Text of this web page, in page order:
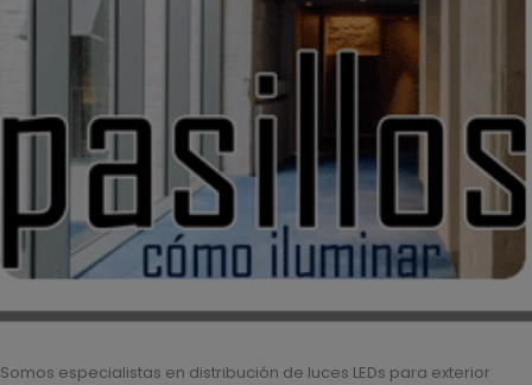
Somos especialistas en distribución de luces LEDs para exterior